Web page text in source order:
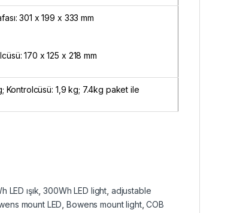
301 x 199 x 333 mm
170 x 125 x 218 mm
Kontrolcüsü: 1,9 kg; 7.4kg paket ile
LED ışık ,300Wh LED light adjustable
mount LED ,Bowens mount light,COB